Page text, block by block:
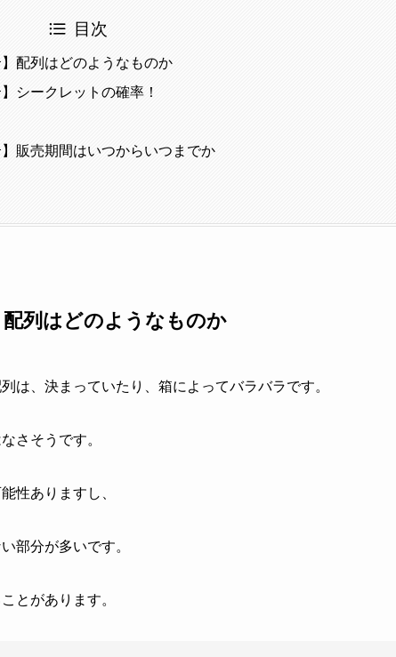
目次
】配列はどのようなものか
シークレットの確率！
】販売期間はいつからいつまでか
配列はどのようなものか
は、決まっていたり、箱によってバラバラです。
さそうです。
性ありますし、
部分が多いです。
とがあります。